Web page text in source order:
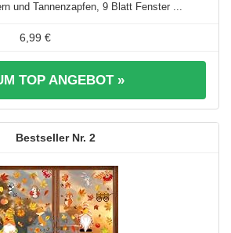
und Tannenzapfen, 9 Blatt Fenster ...
6,99 €
TOP ANGEBOT »
2